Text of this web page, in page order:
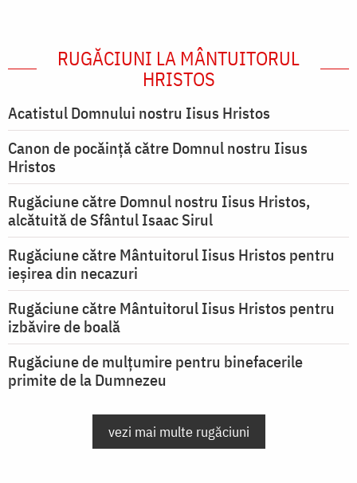
RUGĂCIUNI LA MÂNTUITORUL
HRISTOS
Acatistul Domnului nostru Iisus Hristos
Canon de pocăință către Domnul nostru Iisus
Hristos
Rugăciune către Domnul nostru Iisus Hristos,
alcătuită de Sfântul Isaac Sirul
Rugăciune către Mântuitorul Iisus Hristos pentru
ieşirea din necazuri
Rugăciune către Mântuitorul Iisus Hristos pentru
izbăvire de boală
Rugăciune de mulțumire pentru binefacerile
primite de la Dumnezeu
vezi mai multe rugăciuni